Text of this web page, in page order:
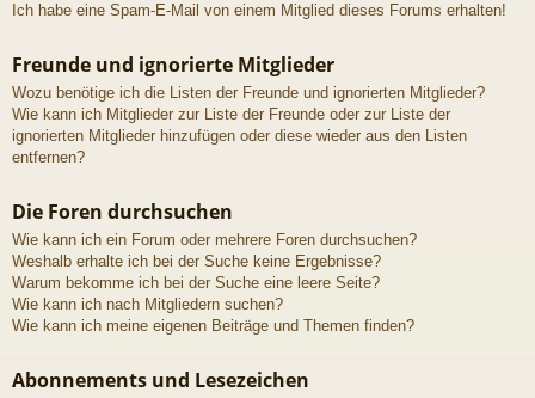
Ich habe eine Spam-E-Mail von einem Mitglied dieses Forums erhalten!
Freunde und ignorierte Mitglieder
Wozu benötige ich die Listen der Freunde und ignorierten Mitglieder?
Wie kann ich Mitglieder zur Liste der Freunde oder zur Liste der
ignorierten Mitglieder hinzufügen oder diese wieder aus den Listen
entfernen?
Die Foren durchsuchen
Wie kann ich ein Forum oder mehrere Foren durchsuchen?
Weshalb erhalte ich bei der Suche keine Ergebnisse?
Warum bekomme ich bei der Suche eine leere Seite?
Wie kann ich nach Mitgliedern suchen?
Wie kann ich meine eigenen Beiträge und Themen finden?
Abonnements und Lesezeichen